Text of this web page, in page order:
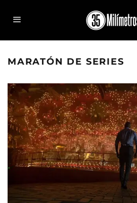
MARATÓN DE SERIES